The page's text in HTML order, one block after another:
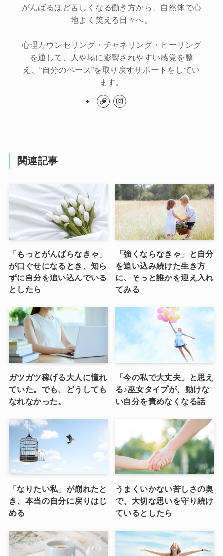
がんばるほど苦しくなる働き方から、自然体で心
地よく笑える日々へ。
心理カウンセリング・チャネリング・ヒーリング
を通して、人や場に影響されやすい感覚を整
え、“自分のペース”を取り戻すサポートをしてい
ます。
関連記事
「もっとがんばらなきゃ」
が口ぐせになるとき、知ら
ずに自分を追い込んでいる
としたら
「強くならなきゃ」と自分
を追い込み続けた生き方
に、そっと誰かを迎え入れ
てみる
ガツガツ稼げる大人に憧れ
ていた。でも、どうしても
なれなかった。
「今の私で大丈夫」と思え
る♪巫女タイプが、動けな
い自分を責めなくなる話
「なりたい私」が崩れたと
き、本当の自分に戻りはじ
める
うまくいかない苦しさの奥
で、大切な思いを守り続け
ているとしたら